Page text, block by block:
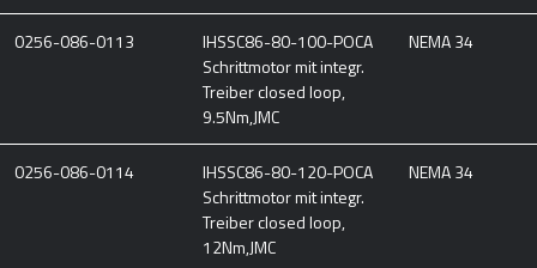
0256-086-0113
IHSSC86-80-100-POCA
Schrittmotor mit integr.
Treiber closed loop,
9.5Nm,JMC
NEMA 34
0256-086-0114
IHSSC86-80-120-POCA
Schrittmotor mit integr.
Treiber closed loop,
12Nm,JMC
NEMA 34